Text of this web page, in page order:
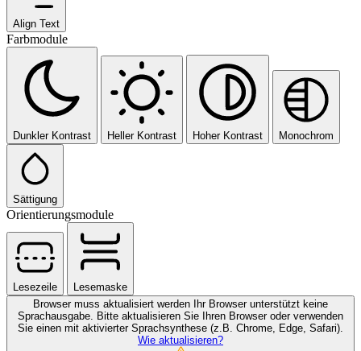
Align Text
Farbmodule
Dunkler Kontrast Heller Kontrast Hoher Kontrast Monochrom
Sättigung
Orientierungsmodule
Lesezeile
Lesemaske
Browser muss aktualisiert werden
Ihr Browser unterstützt keine
Sprachausgabe. Bitte aktualisieren Sie Ihren Browser oder verwenden
Sie einen mit aktivierter Sprachsynthese (z.B. Chrome, Edge, Safari).
Wie aktualisieren?